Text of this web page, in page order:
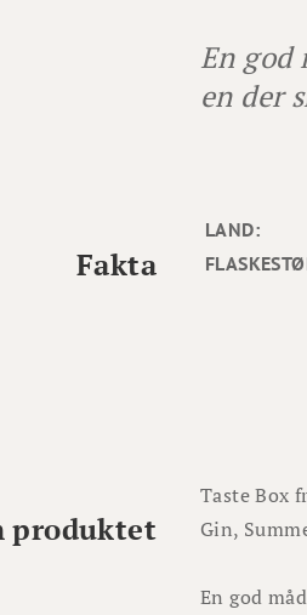
En god
en der
LAND:
Fakta
produktet
Taste Box
Gin,
En god